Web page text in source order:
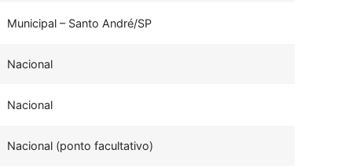
Municipal – Santo André/SP
Nacional
Nacional
Nacional (ponto facultativo)